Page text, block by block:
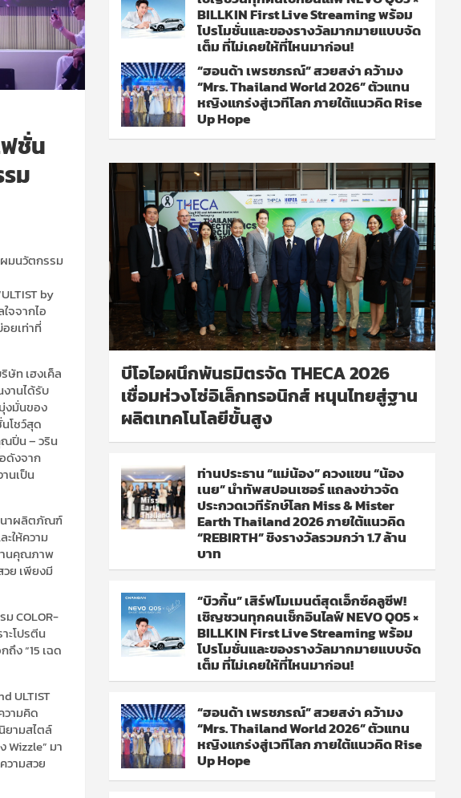
ฟชั่น
ม
ผมนวัตกรรม
by
จจากไอ
ยเท่าที่
ษัท เฮงเค็ล
านได้รับ
งมั่นของ
โชว์สุด
ณปิ่น – วริน
ดังจาก
นเป็น
นาผลิตภัณฑ์
ให้ความ
านคุณภาพ
วย เพียงมี
COLOR-
ะโปรตีน
ง “15 เฉด
ULTIST
วามคิด
ยามสไตล์
Wizzle” มา
วามสวย
BILLKIN First Live Streaming พร้อม
โปรโมชั่นและของรางวัลมากมายแบบจัด
เต็ม ที่ไม่เคยให้ที่ไหนมาก่อน!
“ฮอนด้า เพรชภรณ์” สวยสง่า คว้ามง
“Mrs. Thailand World 2026” ตัวแทน
หญิงแกร่งสู่เวทีโลก ภายใต้แนวคิด Rise
Up Hope
บีโอไอผนึกพันธมิตรจัด THECA 2026
เชื่อมห่วงโซ่อิเล็กทรอนิกส์ หนุนไทยสู่ฐาน
ผลิตเทคโนโลยีขั้นสูง
ท่านประธาน “แม่น้อง” ควงแขน “น้อง
เนย” นำทัพสปอนเซอร์ แถลงข่าวจัด
ประกวดเวทีรักษ์โลก Miss & Mister
Earth Thailand 2026 ภายใต้แนวคิด
“REBIRTH” ชิงรางวัลรวมกว่า 1.7 ล้าน
บาท
“บิวกิ้น” เสิร์ฟโมเมนต์สุดเอ็กซ์คลูซีฟ!
เชิญชวนทุกคนเช็กอินไลฟ์ NEVO Q05 ×
BILLKIN First Live Streaming พร้อม
โปรโมชั่นและของรางวัลมากมายแบบจัด
เต็ม ที่ไม่เคยให้ที่ไหนมาก่อน!
“ฮอนด้า เพรชภรณ์” สวยสง่า คว้ามง
“Mrs. Thailand World 2026” ตัวแทน
หญิงแกร่งสู่เวทีโลก ภายใต้แนวคิด Rise
Up Hope